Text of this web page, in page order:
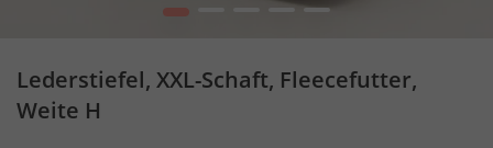
1
Lederstiefel, XXL-Schaft, Fleecefutter,
Weite H